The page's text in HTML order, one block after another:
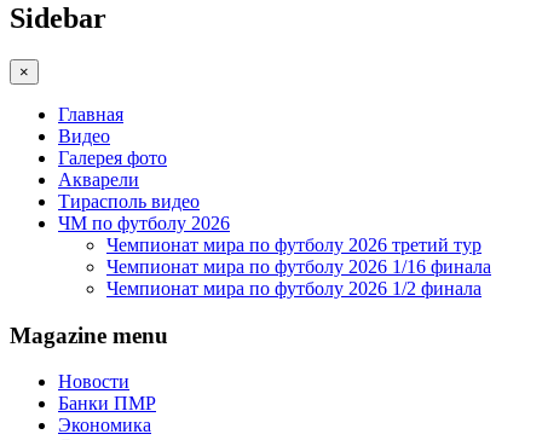
Sidebar
×
Главная
Видео
Галерея фото
Акварели
Тирасполь видео
ЧМ по футболу 2026
Чемпионат мира по футболу 2026 третий тур
Чемпионат мира по футболу 2026 1/16 финала
Чемпионат мира по футболу 2026 1/2 финала
Magazine menu
Новости
Банки ПМР
Экономика